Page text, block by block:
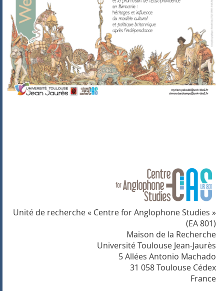
Unité de recherche « Centre for Anglophone Studies »
(EA 801)
Maison de la Recherche
Université Toulouse Jean-Jaurès
5 Allées Antonio Machado
31 058 Toulouse Cédex
France